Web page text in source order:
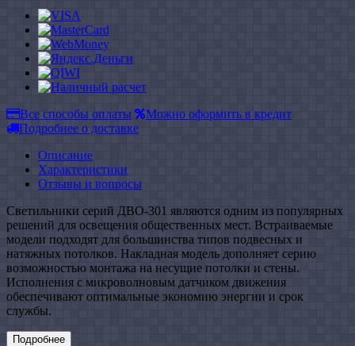
Все способы оплаты
Можно оформить в кредит
Подробнее о доставке
Описание
Характеристики
Отзывы и вопросы
Светильники серий ДВО-301 являются одним из популярных
решений для освещения общественных мест. Встраиваемые
модели подходят для большинства типов подвесных и
натяжных потолков. Накладная модель дополняет серию
возможностью монтажа на несущие потолки и стены.
Исполнения с микроволновым датчиком движения
обеспечивают оптимальные экономию энергии и срок
службы.
Подробнее